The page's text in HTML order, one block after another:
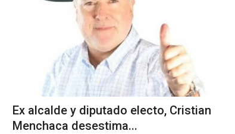
Ex alcalde y diputado electo, Cristian
Menchaca desestima...
Tribunales